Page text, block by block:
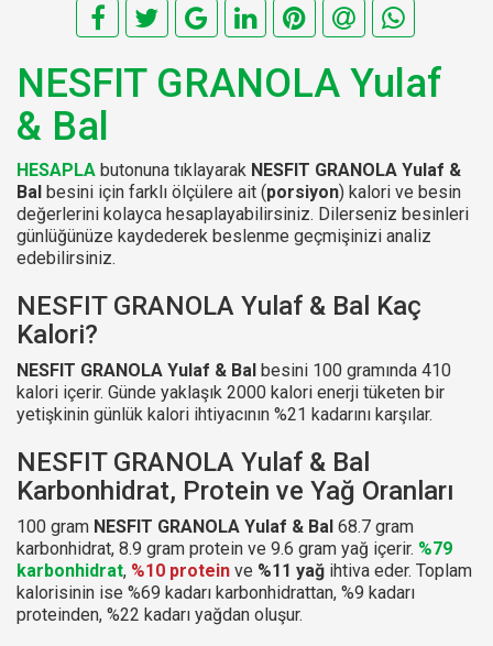
NESFIT GRANOLA Yulaf
& Bal
HESAPLA butonuna tıklayarak NESFIT GRANOLA Yulaf &
Bal besini için farklı ölçülere ait (porsiyon) kalori ve besin
değerlerini kolayca hesaplayabilirsiniz. Dilerseniz besinleri
günlüğünüze kaydederek beslenme geçmişinizi analiz
edebilirsiniz.
NESFIT GRANOLA Yulaf & Bal Kaç
Kalori?
NESFIT GRANOLA Yulaf & Bal besini 100 gramında 410
kalori içerir. Günde yaklaşık 2000 kalori enerji tüketen bir
yetişkinin günlük kalori ihtiyacının %21 kadarını karşılar.
NESFIT GRANOLA Yulaf & Bal
Karbonhidrat, Protein ve Yağ Oranları
100 gram NESFIT GRANOLA Yulaf & Bal 68.7 gram
karbonhidrat, 8.9 gram protein ve 9.6 gram yağ içerir. %79
karbonhidrat, %10 protein ve %11 yağ ihtiva eder. Toplam
kalorisinin ise %69 kadarı karbonhidrattan, %9 kadarı
proteinden, %22 kadarı yağdan oluşur.